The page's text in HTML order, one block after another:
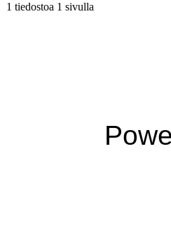
1 tiedostoa 1 sivulla